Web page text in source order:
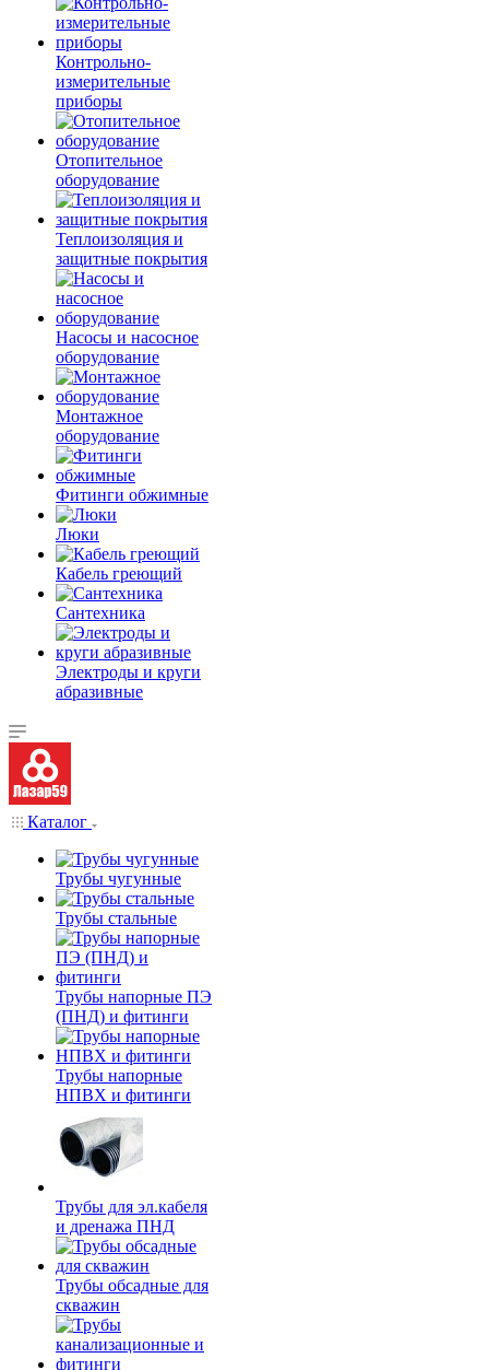
Контрольно-
измерительные
приборы
Отопительное
оборудование
Теплоизоляция и
защитные покрытия
Насосы и насосное
оборудование
Монтажное
оборудование
Фитинги обжимные
Люки
Кабель греющий
Сантехника
Электроды и круги
абразивные
Каталог
Трубы чугунные
Трубы стальные
Трубы напорные ПЭ
(ПНД) и фитинги
Трубы напорные
НПВХ и фитинги
Трубы для эл.кабеля
и дренажа ПНД
Трубы обсадные для
скважин